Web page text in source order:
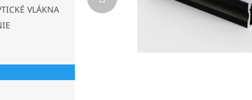
VLÁKNA